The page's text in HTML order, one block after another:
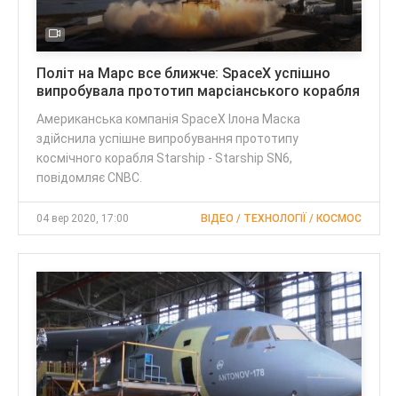
Політ на Марс все ближче: SpaceX успішно
випробувала прототип марсіанського корабля
Американська компанія SpaceX Ілона Маска
здійснила успішне випробування прототипу
космічного корабля Starship - Starship SN6,
повідомляє CNBC.
04 вер 2020, 17:00 ВІДЕО / ТЕХНОЛОГІЇ / КОСМОС